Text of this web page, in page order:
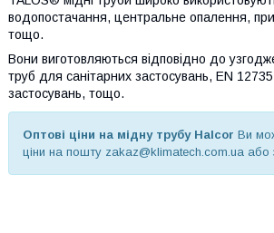
водопостачання, центральне опалення,
тощо.
Вони виготовляються відповідно до
труб для санітарних застосувань, EN
застосувань, тощо.
Оптові ціни на мідну трубу Halcor Ви
ціни на пошту zakaz@klimatech.com.ua